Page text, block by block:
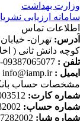
بهداشت
ارزیابی
تماس
تهران-
دانش ثانی ( اخلاق) -
:
09387065077-09966216103
:
info@iamp.ir
حساب
کارت:
حساب:
شبا: